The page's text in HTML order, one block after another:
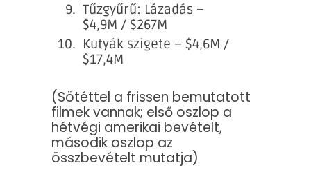
Tűzgyűrű: Lázadás –
$4,9M / $267M
Kutyák szigete – $4,6M /
$17,4M
(Sötéttel a frissen bemutatott
filmek vannak; első oszlop a
hétvégi amerikai bevételt,
második oszlop az
összbevételt mutatja)